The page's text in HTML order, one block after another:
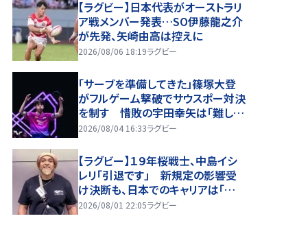
【ラグビー】日本代表がオーストラリ
ア戦メンバー発表…SO伊藤龍之介
が先発、矢崎由高は控えに
2026/08/06 18:19ラグビー
「サーブを準備してきた」篠塚大登
がフルゲーム撃破でサウスポー対決
を制す 惜敗の宇田幸矢は「難しい
試合」【WTTチャンピオンズ横浜202
2026/08/04 16:33ラグビー
【ラグビー】１９年桜戦士、中島イシ
レリ「引退です」 新規定の影響受
け決断も、日本でのキャリアは「楽し
かった。いい思い出」
2026/08/01 22:05ラグビー